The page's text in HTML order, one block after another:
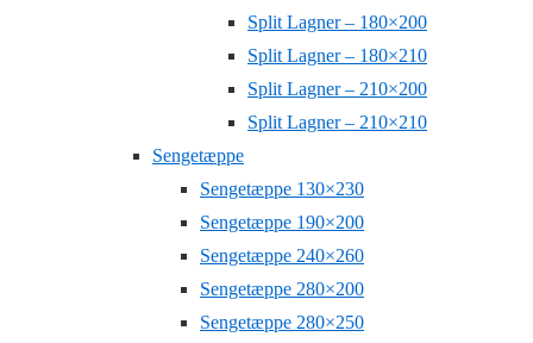
Split Lagner – 180×200
Split Lagner – 180×210
Split Lagner – 210×200
Split Lagner – 210×210
Sengetæppe
Sengetæppe 130×230
Sengetæppe 190×200
Sengetæppe 240×260
Sengetæppe 280×200
Sengetæppe 280×250